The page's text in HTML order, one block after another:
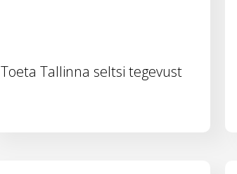
Toeta Tallinna seltsi tegevust